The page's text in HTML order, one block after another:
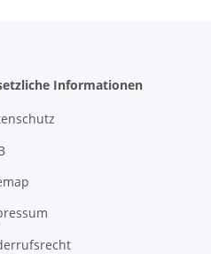
Informationen